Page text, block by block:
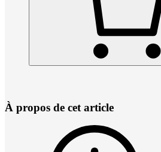
À propos de cet article